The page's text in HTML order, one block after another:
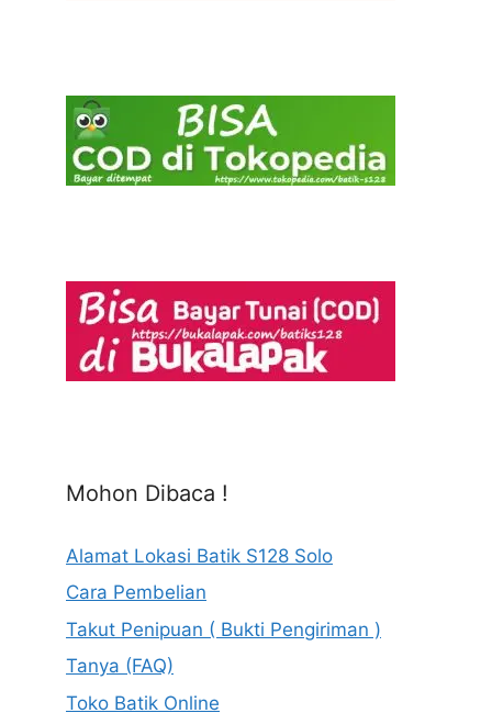
Mohon Dibaca !
Alamat Lokasi Batik S128 Solo
Cara Pembelian
Takut Penipuan ( Bukti Pengiriman )
Tanya (FAQ)
Toko Batik Online